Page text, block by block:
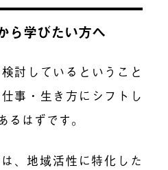
ら学びたい方へ
討しているということ
事・生き方にシフトし
るはずです。
、地域活性に特化した